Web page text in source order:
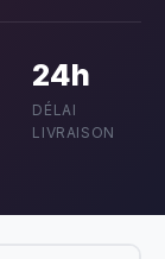
24h
DÉLAI
LIVRAISON